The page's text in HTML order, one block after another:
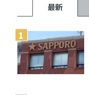
最新